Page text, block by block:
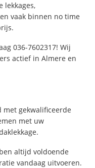
lekkages,
vaak binnen no time
036-7602317! Wij
actief in Almere en
gekwalificeerde
met uw
altijd voldoende
vandaag uitvoeren.